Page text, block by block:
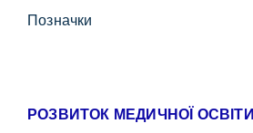
Позначки
РОЗВИТОК МЕДИЧНОЇ ОСВІТИ